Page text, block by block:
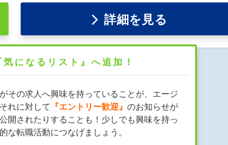
詳細を見る
になるリスト』へ追加！
その求人へ興味を持っていることが、エージ
れに対して 『エントリー歓迎』 のお知らせが
開されたりすることも！少しでも興味を持っ
転職活動につなげましょう。